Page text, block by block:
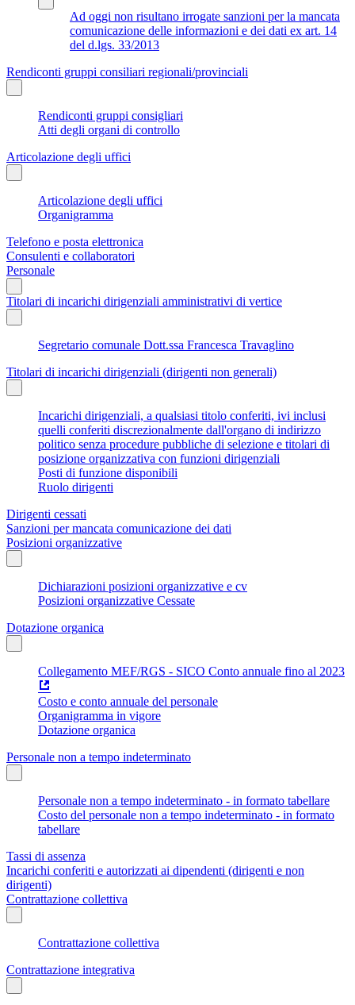
Ad oggi non risultano irrogate sanzioni per la mancata
comunicazione delle informazioni e dei dati ex art. 14
del d.lgs. 33/2013
Rendiconti gruppi consiliari regionali/provinciali
Rendiconti gruppi consigliari
Atti degli organi di controllo
Articolazione degli uffici
Articolazione degli uffici
Organigramma
Telefono e posta elettronica
Consulenti e collaboratori
Personale
Titolari di incarichi dirigenziali amministrativi di vertice
Segretario comunale Dott.ssa Francesca Travaglino
Titolari di incarichi dirigenziali (dirigenti non generali)
Incarichi dirigenziali, a qualsiasi titolo conferiti, ivi inclusi
quelli conferiti discrezionalmente dall'organo di indirizzo
politico senza procedure pubbliche di selezione e titolari di
posizione organizzativa con funzioni dirigenziali
Posti di funzione disponibili
Ruolo dirigenti
Dirigenti cessati
Sanzioni per mancata comunicazione dei dati
Posizioni organizzative
Dichiarazioni posizioni organizzative e cv
Posizioni organizzative Cessate
Dotazione organica
Collegamento MEF/RGS - SICO Conto annuale fino al 2023
Costo e conto annuale del personale
Organigramma in vigore
Dotazione organica
Personale non a tempo indeterminato
Personale non a tempo indeterminato - in formato tabellare
Costo del personale non a tempo indeterminato - in formato
tabellare
Tassi di assenza
Incarichi conferiti e autorizzati ai dipendenti (dirigenti e non
dirigenti)
Contrattazione collettiva
Contrattazione collettiva
Contrattazione integrativa